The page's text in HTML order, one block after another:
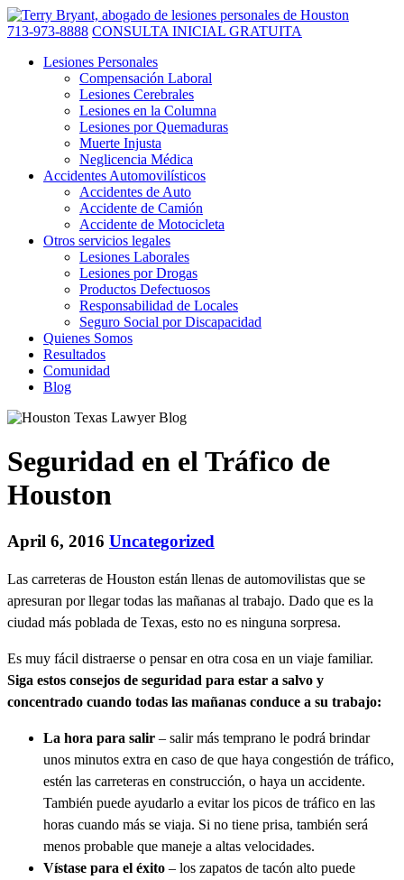
713-973-8888 CONSULTA INICIAL GRATUITA
Lesiones Personales
Compensación Laboral
Lesiones Cerebrales
Lesiones en la Columna
Lesiones por Quemaduras
Muerte Injusta
Neglicencia Médica
Accidentes Automovilísticos
Accidentes de Auto
Accidente de Camión
Accidente de Motocicleta
Otros servicios legales
Lesiones Laborales
Lesiones por Drogas
Productos Defectuosos
Responsabilidad de Locales
Seguro Social por Discapacidad
Quienes Somos
Resultados
Comunidad
Blog
Seguridad en el Tráfico de
Houston
April 6, 2016 Uncategorized
Las carreteras de Houston están llenas de automovilistas que se
apresuran por llegar todas las mañanas al trabajo. Dado que es la
ciudad más poblada de Texas, esto no es ninguna sorpresa.
Es muy fácil distraerse o pensar en otra cosa en un viaje familiar.
Siga estos consejos de seguridad para estar a salvo y
concentrado cuando todas las mañanas conduce a su trabajo:
La hora para salir – salir más temprano le podrá brindar
unos minutos extra en caso de que haya congestión de tráfico,
estén las carreteras en construcción, o haya un accidente.
También puede ayudarlo a evitar los picos de tráfico en las
horas cuando más se viaja. Si no tiene prisa, también será
menos probable que maneje a altas velocidades.
Vístase para el éxito – los zapatos de tacón alto puede